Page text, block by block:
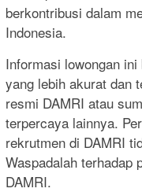
berkontribusi dalam
Indonesia.
Informasi lowongan
yang lebih akurat dan
resmi DAMRI atau
terpercaya lainnya.
rekrutmen di DAMRI
Waspadalah terhadap
DAMRI.